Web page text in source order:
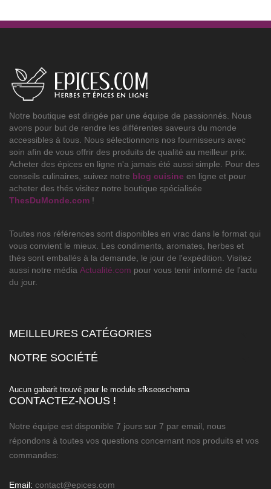
Notre boutique est dirigée par une équipe de passionnés. Nous
avons pour but de rendre les différentes saveurs du monde
accessibles à tous. Nous sélectionnons nos fournisseurs avec
soin afin de vous offrir des produits de qualité au meilleur prix.
Acheter des épices en ligne n'a jamais été aussi simple. Pour des
conseils culinaires, suivez notre blog cuisine en ligne et pour
acheter des thés visitez notre boutique spécialisée
ThesDuMonde.com !
Toutes nos références sont disponibles en vrac dans le format qui
vous convient le mieux. Les condiments, aromates, herbes et
thés sont emballés à la demande, le jour de l'expédition. Visitez
aussi notre média Actualité.com pour vous tenir informé de l'actu
du jour.
MEILLEURES CATÉGORIES
NOTRE SOCIÉTÉ
Aucun gabarit trouvé pour le module sfkseoschema
CONTACTEZ-NOUS !
Notre équipe est disponible 7 jours sur 7 par email, nous
répondons à toutes vos questions concernant nos produits et vos
commandes:
Email: contact@epices.com